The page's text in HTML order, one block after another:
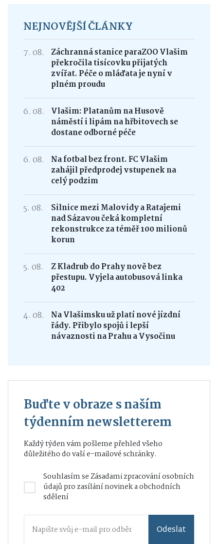
NEJNOVĚJŠÍ ČLÁNKY
7. 08.
Záchranná stanice paraZOO Vlašim
překročila tisícovku přijatých
zvířat. Péče o mláďata je nyní v
plném proudu
6. 08.
Vlašim: Platanům na Husově
náměstí i lipám na hřbitovech se
dostane odborné péče
6. 08.
Na fotbal bez front. FC Vlašim
zahájil předprodej vstupenek na
celý podzim
5. 08.
Silnice mezi Malovidy a Ratajemi
nad Sázavou čeká kompletní
rekonstrukce za téměř 100 milionů
korun
5. 08.
Z Kladrub do Prahy nově bez
přestupu. Vyjela autobusová linka
402
4. 08.
Na Vlašimsku už platí nové jízdní
řády. Přibylo spojů i lepší
návaznosti na Prahu a Vysočinu
Buďte v obraze s naším
týdenním newsletterem
Každý týden vám pošleme přehled všeho
důležitého do vaší e-mailové schránky.
Souhlasím seZásadami zpracování osobních
údajůpro zasílání novinek a obchodních
sdělení
Odeslat